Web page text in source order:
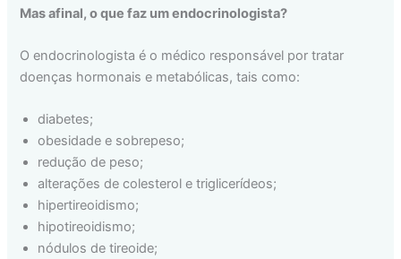
Mas afinal, o que faz um endocrinologista?
O endocrinologista é o médico responsável por tratar
doenças hormonais e metabólicas, tais como:
diabetes;
obesidade e sobrepeso;
redução de peso;
alterações de colesterol e triglicerídeos;
hipertireoidismo;
hipotireoidismo;
nódulos de tireoide;